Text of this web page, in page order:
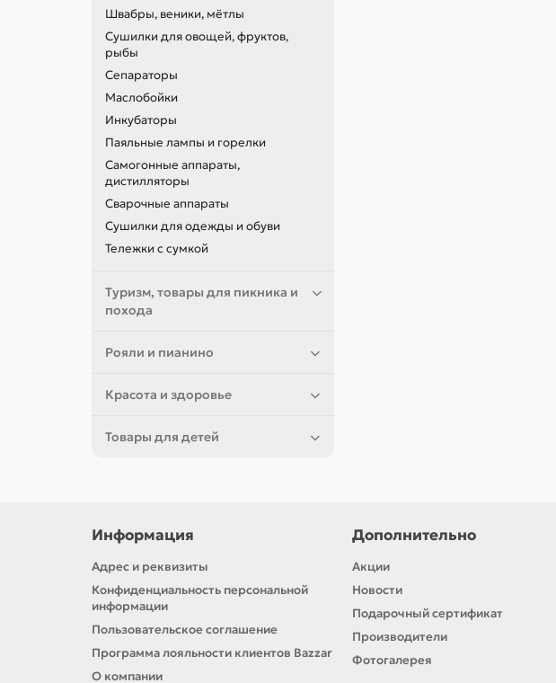
Швабры, веники, мётлы
Сушилки для овощей, фруктов,
рыбы
Сепараторы
Маслобойки
Инкубаторы
Паяльные лампы и горелки
Самогонные аппараты,
дистилляторы
Сварочные аппараты
Сушилки для одежды и обуви
Тележки с сумкой
Туризм, товары для пикника и
похода
Рояли и пианино
Красота и здоровье
Товары для детей
Информация
Адрес и реквизиты
Конфиденциальность персональной
информации
Пользовательское соглашение
Программа лояльности клиентов Bazzar
О компании
Дополнительно
Акции
Новости
Подарочный сертификат
Производители
Фотогалерея